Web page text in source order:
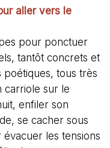
aller vers le
pour ponctuer
tantôt concrets et
poétiques, tous très
carriole sur le
enfiler son
se cacher sous
évacuer les tensions